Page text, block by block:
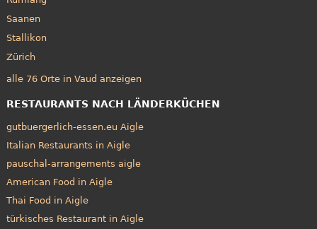
Saanen
Stallikon
Zürich
alle 76 Orte in Vaud anzeigen
RESTAURANTS NACH LÄNDERKÜCHEN
gutbuergerlich-essen.eu Aigle
Italian Restaurants in Aigle
pauschal-arrangements aigle
American Food in Aigle
Thai Food in Aigle
türkisches Restaurant in Aigle